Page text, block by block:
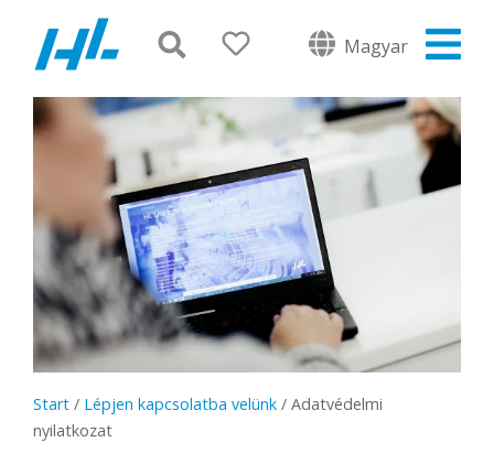
Magyar
Start / Lépjen kapcsolatba velünk / Adatvédelmi
nyilatkozat